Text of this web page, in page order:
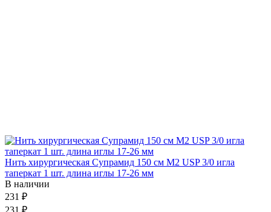
Нить хирургическая Супрамид 150 см М2 USP 3/0 игла
таперкат 1 шт. длина иглы 17-26 мм
В наличии
231 ₽
231 ₽